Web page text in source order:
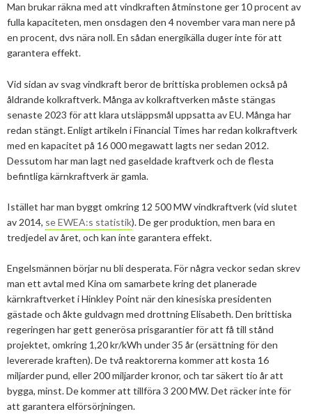
Januari
Februari
Mars
Februari
Juni
Maj
April
Januari
Juli
Maj
April
Februari
Januari
Man brukar räkna med att vindkraften åtminstone ger 10 procent av
fulla kapaciteten, men onsdagen den 4 november vara man nere på
en procent, dvs nära noll. En sådan energikälla duger inte för att
garantera effekt.
Vid sidan av svag vindkraft beror de brittiska problemen också på
åldrande kolkraftverk. Många av kolkraftverken måste stängas
senaste 2023 för att klara utsläppsmål uppsatta av EU. Många har
redan stängt. Enligt artikeln i Financial Times har redan kolkraftverk
med en kapacitet på 16 000 megawatt lagts ner sedan 2012.
Dessutom har man lagt ned gaseldade kraftverk och de flesta
befintliga kärnkraftverk är gamla.
Istället har man byggt omkring 12 500 MW vindkraftverk (vid slutet
av 2014, se EWEA:s statistik). De ger produktion, men bara en
tredjedel av året, och kan inte garantera effekt.
Engelsmännen börjar nu bli desperata. För några veckor sedan skrev
man ett avtal med Kina om samarbete kring det planerade
kärnkraftverket i Hinkley Point när den kinesiska presidenten
gästade och åkte guldvagn med drottning Elisabeth. Den brittiska
regeringen har gett generösa prisgarantier för att få till stånd
projektet, omkring 1,20 kr/kWh under 35 år (ersättning för den
levererade kraften). De två reaktorerna kommer att kosta 16
miljarder pund, eller 200 miljarder kronor, och tar säkert tio år att
bygga, minst. De kommer att tillföra 3 200 MW. Det räcker inte för
att garantera elförsörjningen.